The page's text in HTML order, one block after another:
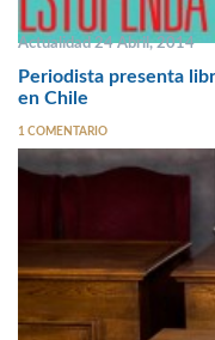
Actualidad 24 Abril, 2014
Periodista presenta
en Chile
1 COMENTARIO